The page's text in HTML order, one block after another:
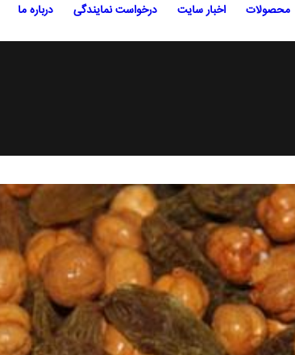
محصولات اخبار سایت درخواست نمایندگی درباره ما